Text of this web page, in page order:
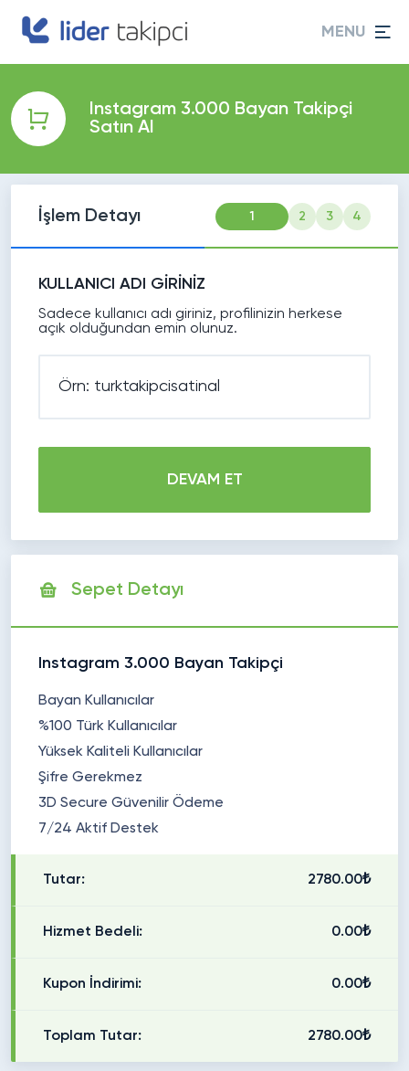
MENU
Instagram 3.000 Bayan Takipçi
Satın Al
İşlem Detayı 1 2 3 4
KULLANICI ADI GİRİNİZ
Sadece kullanıcı adı giriniz, profilinizin herkese
açık olduğundan emin olunuz.
DEVAM ET
Sepet Detayı
Instagram 3.000 Bayan Takipçi
Bayan Kullanıcılar
%100 Türk Kullanıcılar
Yüksek Kaliteli Kullanıcılar
Şifre Gerekmez
3D Secure Güvenilir Ödeme
7/24 Aktif Destek
Tutar: 2780.00₺
Hizmet Bedeli: 0.00₺
Kupon İndirimi: 0.00₺
Toplam Tutar: 2780.00₺